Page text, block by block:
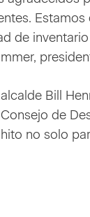
de
Bill
de
no solo